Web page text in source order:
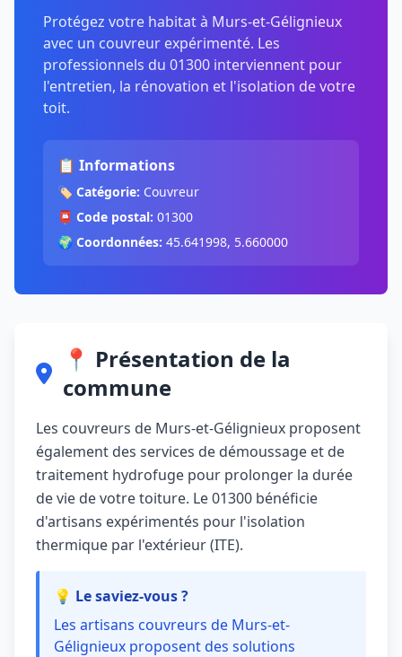
Protégez votre habitat à Murs-et-Gélignieux
avec un couvreur expérimenté. Les
professionnels du 01300 interviennent pour
l'entretien, la rénovation et l'isolation de votre
toit.
📋 Informations
🏷️ Catégorie: Couvreur
📮 Code postal: 01300
🌍 Coordonnées: 45.641998, 5.660000
📍 Présentation de la
commune
Les couvreurs de Murs-et-Gélignieux proposent
également des services de démoussage et de
traitement hydrofuge pour prolonger la durée
de vie de votre toiture. Le 01300 bénéficie
d'artisans expérimentés pour l'isolation
thermique par l'extérieur (ITE).
💡 Le saviez-vous ?
Les artisans couvreurs de Murs-et-
Gélignieux proposent des solutions